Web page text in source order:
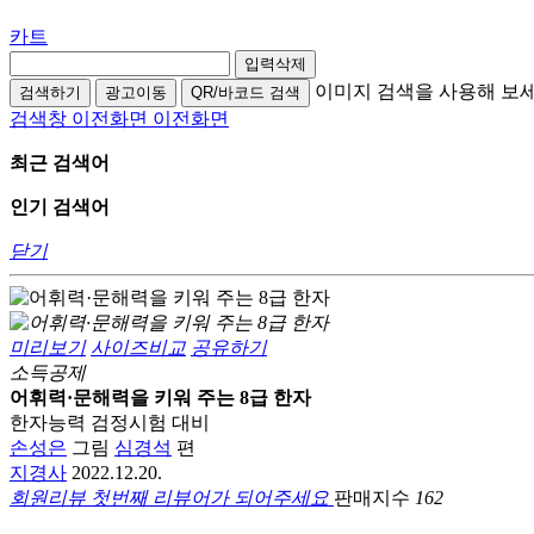
카트
입력삭제
검색하기
광고이동 QR/바코드 검색
이미지 검색을 사용해 보
검색창 이전화면 이전화면
최근 검색어
인기 검색어
닫기
미리보기 사이즈비교 공유하기
소득공제
어휘력·문해력을 키워 주는 8급 한자
한자능력 검정시험 대비
손성은 그림 심경석 편
지경사 2022.12.20.
회원리뷰 첫번째 리뷰어가 되어주세요 판매지수 162